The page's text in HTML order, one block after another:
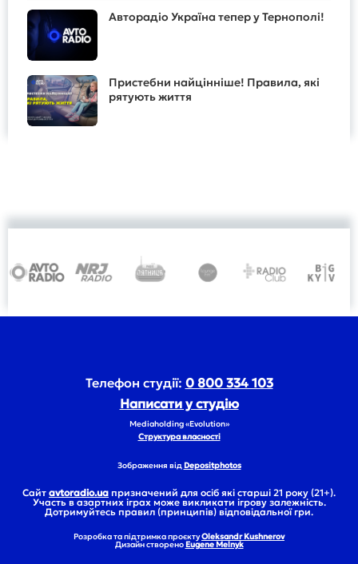
Авторадіо Україна тепер у Тернополі!
Пристебни найцінніше! Правила, які
рятують життя
Телефон студії: 0 800 334 103
Написати у студію
Mediaholding «Evolution»
Структура власності
Зображення відDepositphotos
Сайт avtoradio.ua призначений для осіб які старші 21 року (21+).
Участь в азартних іграх може викликати ігрову залежність.
Дотримуйтесь правил (принципів) відповідальної гри.
Розробка та підтримка проєктуOleksandr Kushnerov
Дизайн створеноEugene Melnyk